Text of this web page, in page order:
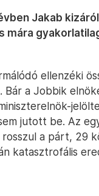
Jakab
mára
ellenzéki
Bár a Jobbik
jutott be. Az
a párt, 29
katasztrofális